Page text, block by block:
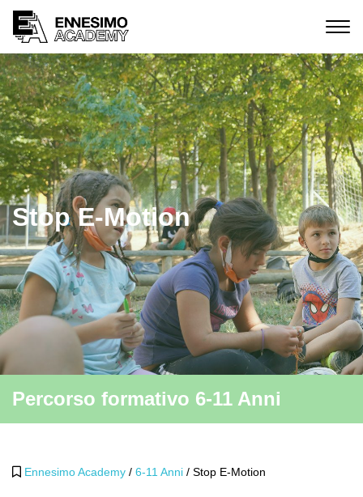
Stop E-Motion
Percorso formativo 6-11 Anni
Ennesimo Academy / 6-11 Anni / Stop E-Motion